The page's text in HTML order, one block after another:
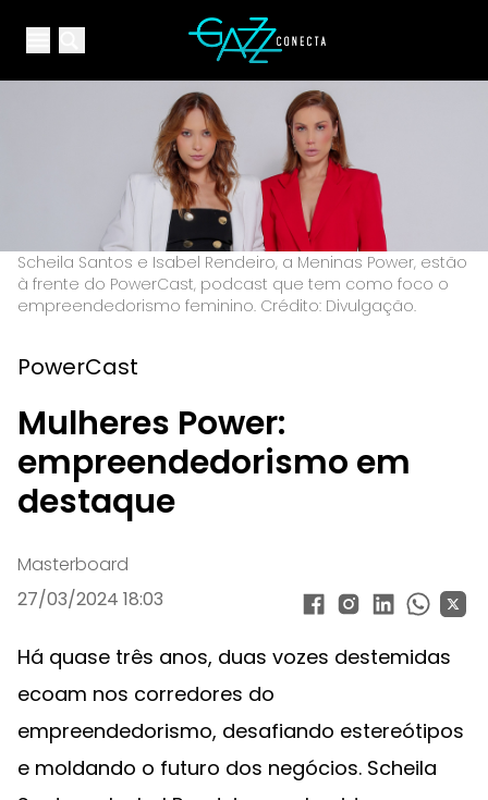
Open main menuYour Company
Scheila Santos e Isabel Rendeiro, a Meninas Power, estão
à frente do PowerCast, podcast que tem como foco o
empreendedorismo feminino. Crédito: Divulgação.
PowerCast
Mulheres Power:
empreendedorismo em
destaque
Masterboard
27/03/2024 18:03
Há quase três anos, duas vozes destemidas
ecoam nos corredores do
empreendedorismo, desafiando estereótipos
e moldando o futuro dos negócios. Scheila